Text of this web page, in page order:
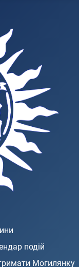
подій
Могилянку